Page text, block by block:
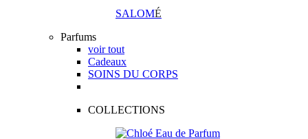
SALOMÉ
Parfums
voir tout
Cadeaux
SOINS DU CORPS
COLLECTIONS